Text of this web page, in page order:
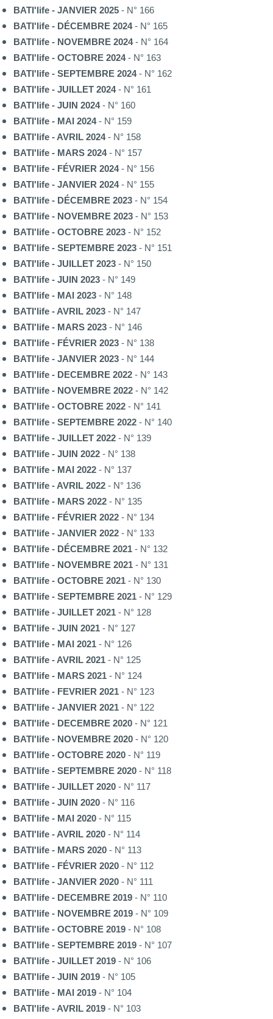
BATI'life - JANVIER 2025 - N° 166
BATI'life - DÉCEMBRE 2024- N° 165
BATI'life - NOVEMBRE 2024- N° 164
BATI'life - OCTOBRE 2024- N° 163
BATI'life - SEPTEMBRE 2024- N° 162
BATI'life - JUILLET 2024- N° 161
BATI'life - JUIN 2024- N° 160
BATI'life - MAI 2024- N° 159
BATI'life - AVRIL 2024- N° 158
BATI'life - MARS 2024- N° 157
BATI'life - FÉVRIER 2024- N° 156
BATI'life - JANVIER 2024- N° 155
BATI'life - DÉCEMBRE 2023 - N° 154
BATI'life - NOVEMBRE 2023 - N° 153
BATI'life - OCTOBRE 2023 - N° 152
BATI'life - SEPTEMBRE 2023 - N° 151
BATI'life - JUILLET 2023 - N° 150
BATI'life - JUIN 2023 - N° 149
BATI'life - MAI 2023 - N° 148
BATI'life - AVRIL 2023 - N° 147
BATI'life - MARS 2023 - N° 146
BATI'life - FÉVRIER 2023 - N° 138
BATI'life - JANVIER 2023 - N° 144
BATI'life - DECEMBRE 2022 - N° 143
BATI'life - NOVEMBRE 2022 - N° 142
BATI'life - OCTOBRE 2022 - N° 141
BATI'life - SEPTEMBRE 2022 - N° 140
BATI'life - JUILLET 2022 - N° 139
BATI'life - JUIN 2022 - N° 138
BATI'life - MAI 2022 - N° 137
BATI'life - AVRIL 2022 - N° 136
BATI'life - MARS 2022 - N° 135
BATI'life - FÉVRIER 2022 - N° 134
BATI'life - JANVIER 2022 - N° 133
BATI'life - DÉCEMBRE 2021 - N° 132
BATI'life - NOVEMBRE 2021 - N° 131
BATI'life - OCTOBRE 2021 - N° 130
BATI'life - SEPTEMBRE 2021 - N° 129
BATI'life - JUILLET 2021 - N° 128
BATI'life - JUIN 2021 - N° 127
BATI'life - MAI 2021 - N° 126
BATI'life - AVRIL 2021 - N° 125
BATI'life - MARS 2021 - N° 124
BATI'life - FEVRIER 2021 - N° 123
BATI'life - JANVIER 2021 - N° 122
BATI'life - DECEMBRE 2020 - N° 121
BATI'life - NOVEMBRE 2020 - N° 120
BATI'life - OCTOBRE 2020 - N° 119
BATI'life - SEPTEMBRE 2020 - N° 118
BATI'life - JUILLET 2020 - N° 117
BATI'life - JUIN 2020 - N° 116
BATI'life - MAI 2020 - N° 115
BATI'life - AVRIL 2020 - N° 114
BATI'life - MARS 2020 - N° 113
BATI'life - FÉVRIER 2020 - N° 112
BATI'life - JANVIER 2020 - N° 111
BATI'life - DECEMBRE 2019 - N° 110
BATI'life - NOVEMBRE 2019 - N° 109
BATI'life - OCTOBRE 2019 - N° 108
BATI'life - SEPTEMBRE 2019 - N° 107
BATI'life - JUILLET 2019 - N° 106
BATI'life - JUIN 2019 - N° 105
BATI'life - MAI 2019 - N° 104
BATI'life - AVRIL 2019 - N° 103